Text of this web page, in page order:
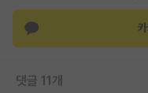
유학교육
반도체 아카데미
댓글 11개